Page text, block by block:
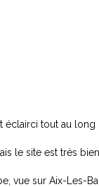
éclairci tout au
le site est très
vue sur Aix-Les-